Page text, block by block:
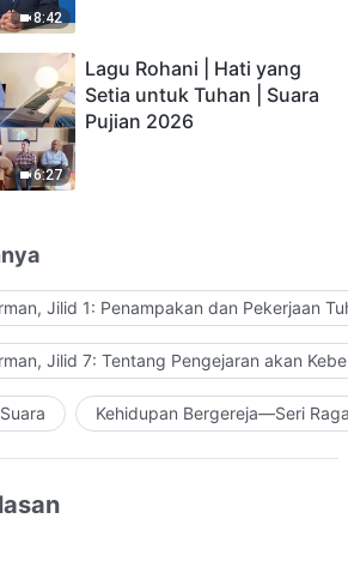
8:42
6:27
Lagu Rohani | Hati yang
Setia untuk Tuhan | Suara
Pujian 2026
Jilid 1: Penampakan dan Pekerjaan
Jilid 7: Tentang Pengejaran akan
Kehidupan Bergereja—Seri